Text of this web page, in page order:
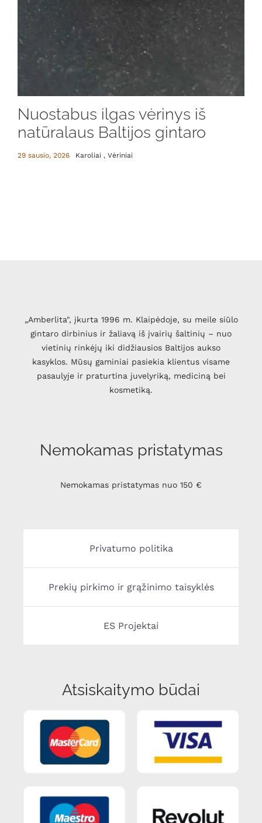
Nuostabus ilgas vėrinys iš
natūralaus Baltijos gintaro
29 sausio, 2026 Karoliai , Vėriniai
„Amberlita", įkurta 1996 m. Klaipėdoje, su meile siūlo
gintaro dirbinius ir žaliavą iš įvairių šaltinių – nuo
vietinių rinkėjų iki didžiausios Baltijos aukso
kasyklos. Mūsų gaminiai pasiekia klientus visame
pasaulyje ir praturtina juvelyriką, mediciną bei
kosmetiką.
Nemokamas pristatymas
Nemokamas pristatymas nuo 150 €
Privatumo politika
Prekių pirkimo ir grąžinimo taisyklės
ES Projektai
Atsiskaitymo būdai